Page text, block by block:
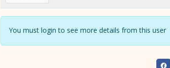
You must login to see more details from this user